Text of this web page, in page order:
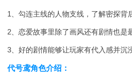
1、勾连主线的人物支线，了解密探背
2、恋爱故事里除了画风还有剧情也是
3、好的剧情能够让玩家有代入感并沉
代号鸢角色介绍：